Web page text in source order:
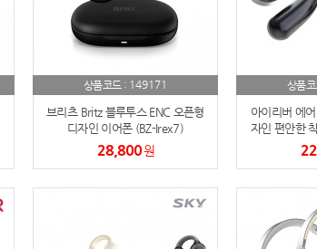
상품코드 : 149171
브리츠 Britz 블루투스 ENC 오픈형
디자인 이어폰 (BZ-Irex7)
28,800원
상품
아이리버 에
자인 편안한
이어